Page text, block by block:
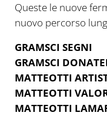
Queste le nuove
nuovo percorso
GRAMSCI SEGNI
GRAMSCI
MATTEOTTI
MATTEOTTI
MATTEOTTI